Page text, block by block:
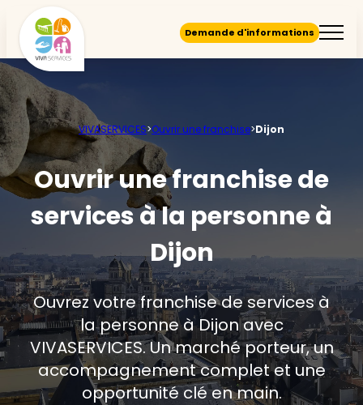
Demande d'informations
VIVASERVICES>Ouvrir une franchise>Dijon
Ouvrir une franchise de
services à la personne à
Dijon
Ouvrez votre franchise de services à
la personne à Dijon avec
VIVASERVICES. Un marché porteur, un
accompagnement complet et une
opportunité clé en main.